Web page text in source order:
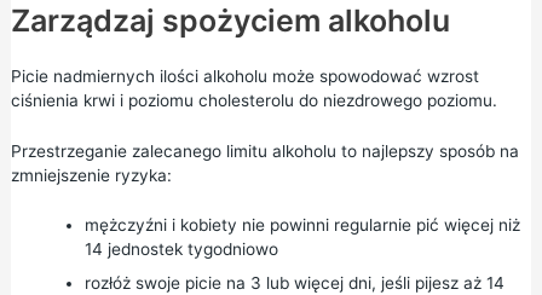
Zarządzaj spożyciem alkoholu
Picie nadmiernych ilości alkoholu może spowodować wzrost
ciśnienia krwi i poziomu cholesterolu do niezdrowego poziomu.
Przestrzeganie zalecanego limitu alkoholu to najlepszy sposób na
zmniejszenie ryzyka:
mężczyźni i kobiety nie powinni regularnie pić więcej niż
14 jednostek tygodniowo
rozłóż swoje picie na 3 lub więcej dni, jeśli pijesz aż 14